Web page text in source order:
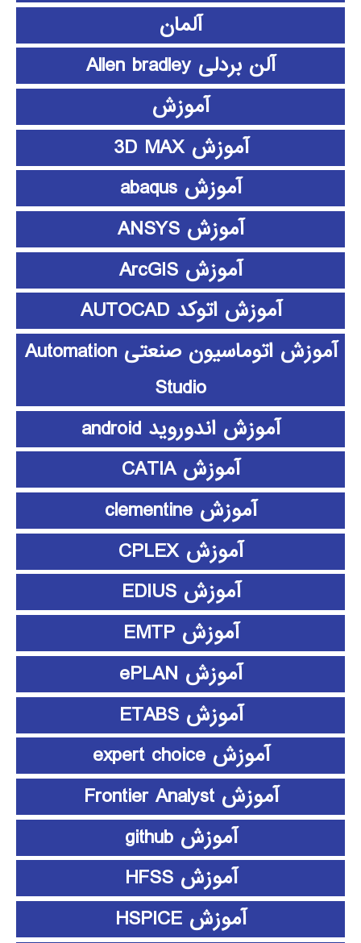
آلمان
آلن بردلی Allen bradley
آموزش
آموزش 3D MAX
آموزش abaqus
آموزش ANSYS
آموزش ArcGIS
آموزش اتوکد AUTOCAD
آموزش اتوماسیون صنعتی Automation
Studio
آموزش اندوروید android
آموزش CATIA
آموزش clementine
آموزش CPLEX
آموزش EDIUS
آموزش EMTP
آموزش ePLAN
آموزش ETABS
آموزش expert choice
آموزش Frontier Analyst
آموزش github
آموزش HFSS
آموزش HSPICE